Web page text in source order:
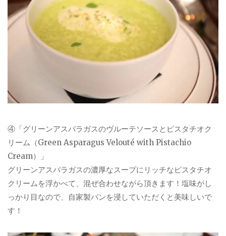
④「グリーンアスパラガスのヴルーテソースとピスタチオク
リーム（Green Asparagus Velouté with Pistachio
Cream）」
グリーンアスパラガスの濃厚なスープにリッチなピスタチオ
クリームを浮かべて、混ぜ合わせながら頂きます！塩味がし
っかり目なので、自家製パンを浸していただくと美味しいで
す！